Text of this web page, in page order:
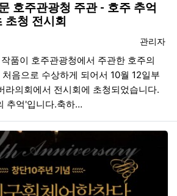
호주관광청 주관 - 호주 추억
초청 전시회
등록자
관리자
품이 호주관광청에서 주관한 호주의
음으로 수상하게 되어서 10월 12일부
라의회에서 전시회에 초청되었습니다.
추억'입니다.축하…